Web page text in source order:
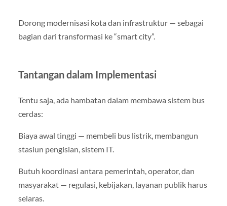
Dorong modernisasi kota dan infrastruktur — sebagai
bagian dari transformasi ke “smart city”.
Tantangan dalam Implementasi
Tentu saja, ada hambatan dalam membawa sistem bus
cerdas:
Biaya awal tinggi — membeli bus listrik, membangun
stasiun pengisian, sistem IT.
Butuh koordinasi antara pemerintah, operator, dan
masyarakat — regulasi, kebijakan, layanan publik harus
selaras.